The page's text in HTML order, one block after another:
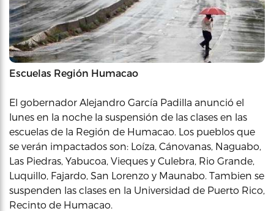
Escuelas Región Humacao
El gobernador Alejandro García Padilla anunció el
lunes en la noche la suspensión de las clases en las
escuelas de la Región de Humacao. Los pueblos que
se verán impactados son: Loíza, Cánovanas, Naguabo,
Las Piedras, Yabucoa, Vieques y Culebra, Rio Grande,
Luquillo, Fajardo, San Lorenzo y Maunabo. Tambien se
suspenden las clases en la Universidad de Puerto Rico,
Recinto de Humacao.